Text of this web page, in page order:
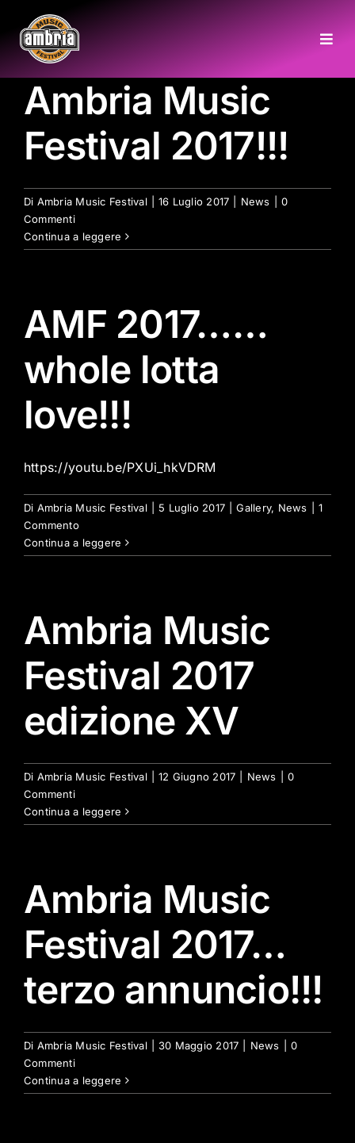
contenuto
HOME
CHI SIAMO
COME RAGGIUNGERCI
GALLERY
Ambria Music
Festival 2017!!!
Di Ambria Music Festival 16 Luglio 2017 News
0
Commenti
Continua a leggere
AMF 2017……
whole lotta
love!!!
https://youtu.be/PXUi_hkVDRM
Di Ambria Music Festival 5 Luglio 2017 Gallery, News
1
Commento
Continua a leggere
Ambria Music
Festival 2017
edizione XV
Di Ambria Music Festival 12 Giugno 2017 News
0
Commenti
Continua a leggere
Ambria Music
Festival 2017…
terzo annuncio!!!
Di Ambria Music Festival 30 Maggio 2017 News
0
Commenti
Continua a leggere